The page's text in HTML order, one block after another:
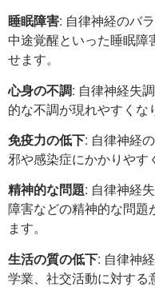
睡眠障害: 自律神経のバ
中途覚醒といった睡眠障
せます。
心身の不調: 自律神経失
的な不調が現れやすくな
免疫力の低下: 自律神経
邪や感染症にかかりやす
精神的な問題: 自律神経
障害などの精神的な問題
ます。
生活の質の低下: 自律神
学業、社交活動に対する